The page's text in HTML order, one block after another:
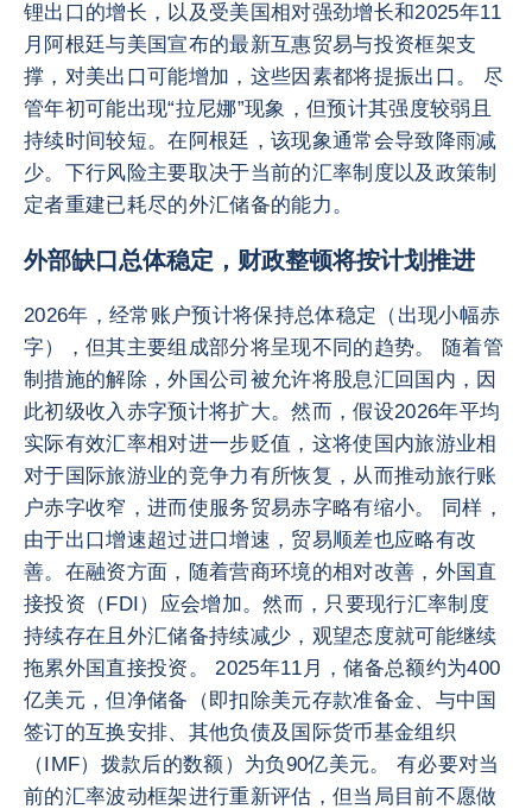
锂出口的增长，以及受美国相对强劲增长和2025年11
月阿根廷与美国宣布的最新互惠贸易与投资框架支
撑，对美出口可能增加，这些因素都将提振出口。 尽
管年初可能出现“拉尼娜”现象，但预计其强度较弱且
持续时间较短。在阿根廷，该现象通常会导致降雨减
少。下行风险主要取决于当前的汇率制度以及政策制
定者重建已耗尽的外汇储备的能力。
外部缺口总体稳定，财政整顿将按计划推进
2026年，经常账户预计将保持总体稳定（出现小幅赤
字），但其主要组成部分将呈现不同的趋势。 随着管
制措施的解除，外国公司被允许将股息汇回国内，因
此初级收入赤字预计将扩大。然而，假设2026年平均
实际有效汇率相对进一步贬值，这将使国内旅游业相
对于国际旅游业的竞争力有所恢复，从而推动旅行账
户赤字收窄，进而使服务贸易赤字略有缩小。 同样，
由于出口增速超过进口增速，贸易顺差也应略有改
善。在融资方面，随着营商环境的相对改善，外国直
接投资（FDI）应会增加。然而，只要现行汇率制度
持续存在且外汇储备持续减少，观望态度就可能继续
拖累外国直接投资。 2025年11月，储备总额约为400
亿美元，但净储备（即扣除美元存款准备金、与中国
签订的互换安排、其他负债及国际货币基金组织
（IMF）拨款后的数额）为负90亿美元。 有必要对当
前的汇率波动框架进行重新评估，但当局目前不愿做